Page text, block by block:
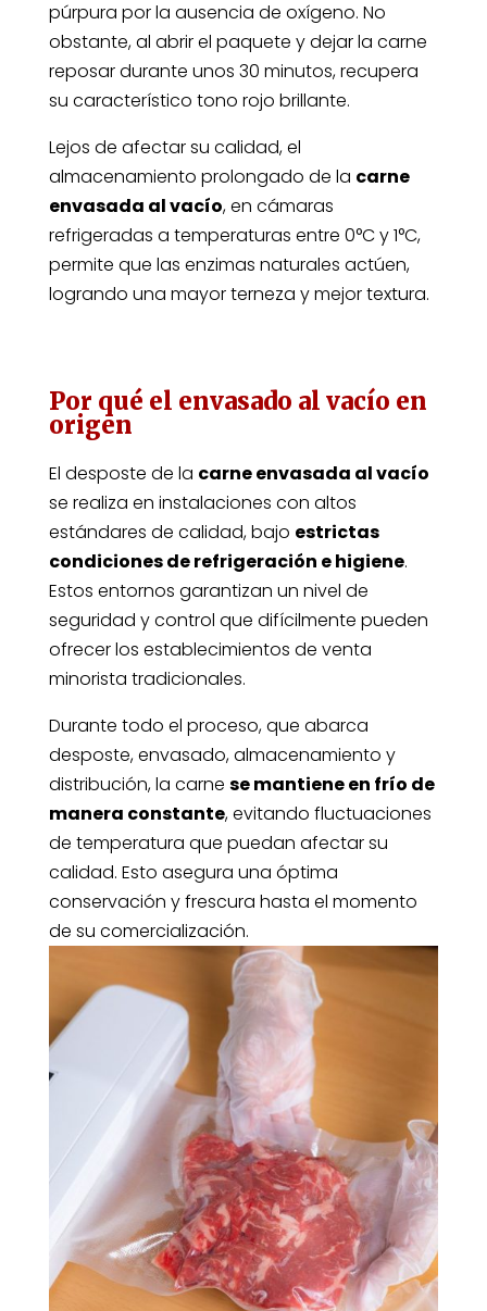
púrpura por la ausencia de oxígeno. No
obstante, al abrir el paquete y dejar la carne
reposar durante unos 30 minutos, recupera
su característico tono rojo brillante.
Lejos de afectar su calidad, el
almacenamiento prolongado de la carne
envasada al vacío, en cámaras
refrigeradas a temperaturas entre 0°C y 1°C,
permite que las enzimas naturales actúen,
logrando una mayor terneza y mejor textura.
Por qué el envasado al vacío en
origen
El desposte de la carne envasada al vacío
se realiza en instalaciones con altos
estándares de calidad, bajo estrictas
condiciones de refrigeración e higiene.
Estos entornos garantizan un nivel de
seguridad y control que difícilmente pueden
ofrecer los establecimientos de venta
minorista tradicionales.
Durante todo el proceso, que abarca
desposte, envasado, almacenamiento y
distribución, la carne se mantiene en frío de
manera constante, evitando fluctuaciones
de temperatura que puedan afectar su
calidad. Esto asegura una óptima
conservación y frescura hasta el momento
de su comercialización.